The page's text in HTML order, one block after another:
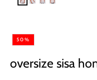
50%
oversize sisa